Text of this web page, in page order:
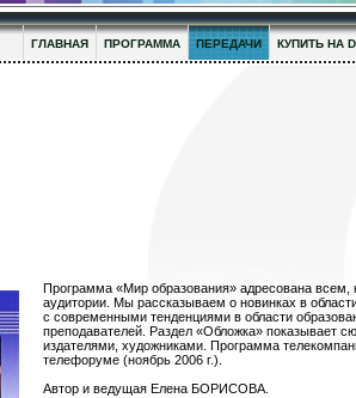
ГЛАВНАЯ ПРОГРАММА ПЕРЕДАЧИ КУПИТЬ НА
Программа «Мир образования» адресована всем,
аудитории. Мы рассказываем о новинках в
с современными тенденциями в области
преподавателей. Раздел «Обложка» показывает
издателями, художниками. Программа
телефоруме (ноябрь 2006 г.).
Автор и ведущая Елена БОРИСОВА.